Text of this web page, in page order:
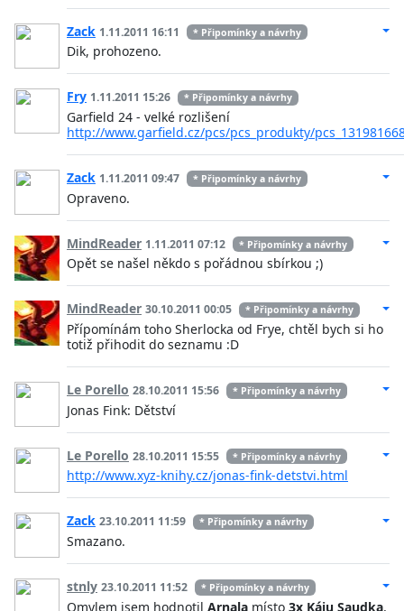
Zack 1.11.2011 16:11 * Připomínky a návrhy
Dik, prohozeno.
Fry 1.11.2011 15:26 * Připomínky a návrhy
Garfield 24 - velké rozlišení
http://www.garfield.cz/pcs/pcs_produkty/
Zack 1.11.2011 09:47 * Připomínky a návrhy
Opraveno.
MindReader 1.11.2011 07:12 * Připomínky a návrhy
Opět se našel někdo s pořádnou sbírkou ;)
MindReader 30.10.2011 00:05 * Připomínky a návrhy
Přípomínám toho Sherlocka od Frye, chtěl bych si ho
totiž přihodit do seznamu :D
Le Porello 28.10.2011 15:56 * Připomínky a návrhy
Jonas Fink: Dětství
Le Porello 28.10.2011 15:55 * Připomínky a návrhy
http://www.xyz-knihy.cz/jonas-fink-detstvi.html
Zack 23.10.2011 11:59 * Připomínky a návrhy
Smazano.
stnly 23.10.2011 11:52 * Připomínky a návrhy
Omylem jsem hodnotil Arnala místo 3x Káju Saudka,